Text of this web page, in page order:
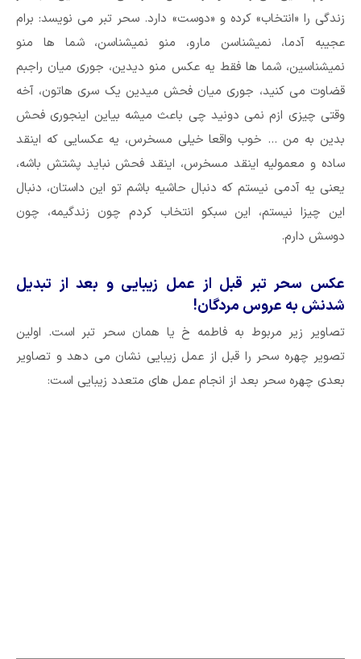
زندگی را «انتخاب» کرده و «دوست» دارد. سحر تبر می نویسد: برام
عجیبه آدما، نمیشناسن مارو، منو نمیشناسن، شما ها منو
نمیشناسین، شما ها فقط یه عکس منو دیدین، جوری میان راجبم
قضاوت می کنید، جوری میان فحش میدین یک سری هاتون، آخه
وقتی چیزی ازم نمی دونید چی باعث میشه بیاین اینجوری فحش
بدین به من … خوب واقعا خیلی مسخرس، یه عکسایی که اینقد
ساده و معمولیه اینقد مسخرس، اینقد فحش نباید پشتش باشه،
یعنی یه آدمی نیستم که دنبال حاشیه باشم تو این داستان، دنبال
این چیزا نیستم، این سبکو انتخاب کردم چون زندگیمه، چون
دوسش دارم.
عکس سحر تبر قبل از عمل زیبایی و بعد از تبدیل
شدنش به عروس مردگان!
تصاویر زیر مربوط به فاطمه خ یا همان سحر تبر است. اولین
تصویر چهره سحر را قبل از عمل زیبایی نشان می دهد و تصاویر
بعدی چهره سحر بعد از انجام عمل های متعدد زیبایی است: